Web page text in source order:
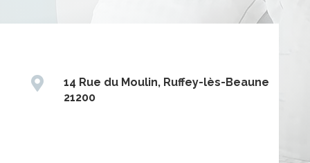

14 Rue du Moulin, Ruffey-lès-Beaune
21200